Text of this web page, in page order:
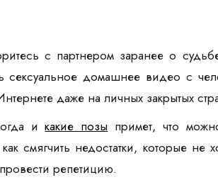
с партнером заранее о
сексуальное домашнее видео с
даже на личных закрытых
икакие позы примет, что
смягчить недостатки, которые не
репетицию.